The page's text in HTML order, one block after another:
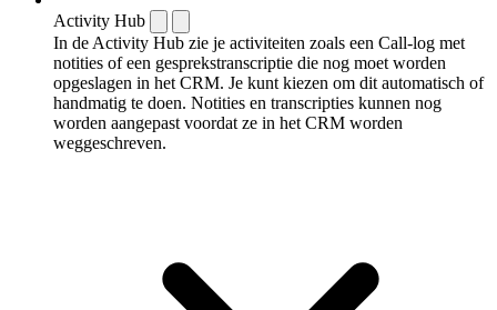
Activity Hub
In de Activity Hub zie je activiteiten zoals een Call-log met
notities of een gespreks­transcriptie die nog moet worden
opgeslagen in het CRM. Je kunt kiezen om dit automatisch of
handmatig te doen. Notities en transcripties kunnen nog
worden aangepast voordat ze in het CRM worden
weggeschreven.